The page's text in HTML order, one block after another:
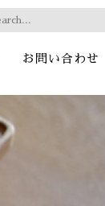
お問い合わせ